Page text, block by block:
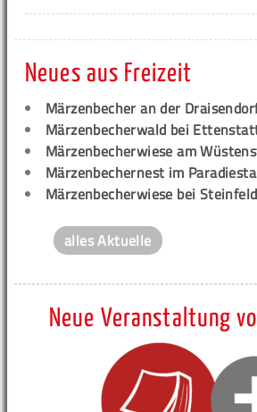
Neues aus Freizeit
Märzenbecher an der
Märzenbecherwald bei
Märzenbecherwiese am
Märzenbechernest im
Märzenbecherwiese bei Steinfeld
alles Aktuelle
Neue Veranstaltung